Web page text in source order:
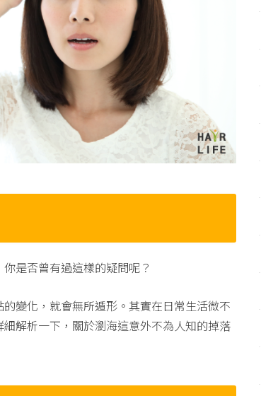
是否曾有過這樣的疑問呢？
變化，就會無所遁形。其實在日常生活微不
解析一下，關於瀏海這意外不為人知的掉落